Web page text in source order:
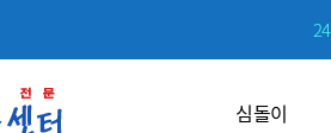
심돌이